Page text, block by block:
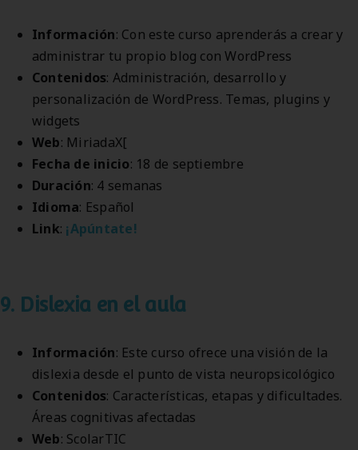
Información: Con este curso aprenderás a crear y
administrar tu propio blog con WordPress
Contenidos: Administración, desarrollo y
personalización de WordPress. Temas, plugins y
widgets
Web: MiriadaX[
Fecha de inicio: 18 de septiembre
Duración: 4 semanas
Idioma: Español
Link: ¡Apúntate!
9. Dislexia en el aula
Información: Este curso ofrece una visión de la
dislexia desde el punto de vista neuropsicológico
Contenidos: Características, etapas y dificultades.
Áreas cognitivas afectadas
Web: ScolarTIC